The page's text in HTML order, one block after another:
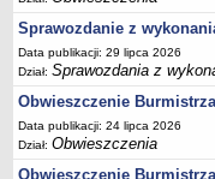
Regulamin i schemat
Przewodnik po urzędzie
Kodeks etyczny
Oświadczenia majątkowe
Raporty
Sprawozdanie z
Data publikacji: 29 lipca 2026
Dział:Sprawozdania z
Obwieszczenie
Data publikacji: 24 lipca 2026
Dział:Obwieszczenia
Obwieszczenie